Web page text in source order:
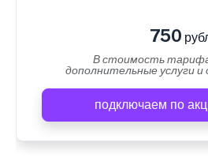
750
В стоимость
дополнительные услуги и
подключаем по